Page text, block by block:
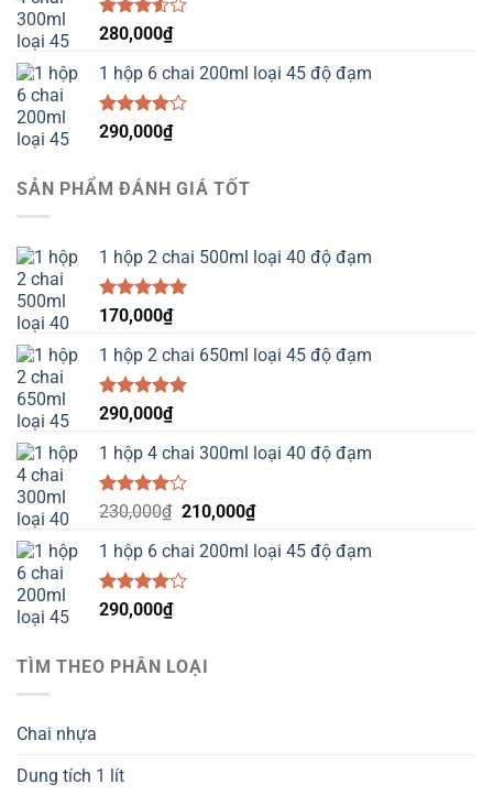
Được
hạng
3.505
sao
280,000₫
1 hộp 6 chai 200ml loại 45 độ đạm
Được
xếp hạng
sao
290,000₫
SẢN PHẨM ĐÁNH GIÁ TỐT
1 hộp 2 chai 500ml loại 40 độ đạm
Được xếp
hạng
5.00
5 sao
170,000₫
1 hộp 2 chai 650ml loại 45 độ đạm
Được xếp
hạng
5.00
5 sao
290,000₫
1 hộp 4 chai 300ml loại 40 độ đạm
Được
xếp hạng
4.005
sao
230,000₫ Giá
là:
230,000₫.
210,000₫Giá
tại
1 hộp 6 chai 200ml loại 45 độ đạm
Được
xếp hạng
sao
290,000₫
TÌM THEO PHÂN LOẠI
Chai nhựa
Dung tích 1 lít